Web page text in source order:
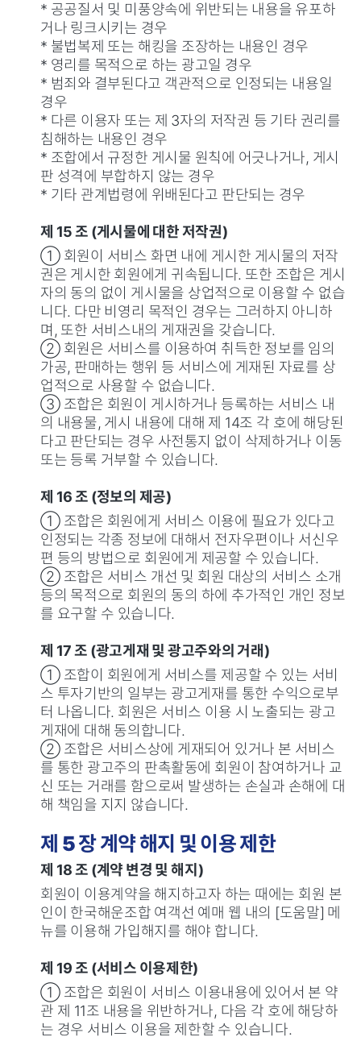
* 공공질서 및 미풍양속에 위반되는 내용을 유포하
거나 링크시키는 경우
* 불법복제 또는 해킹을 조장하는 내용인 경우
* 영리를 목적으로 하는 광고일 경우
* 범죄와 결부된다고 객관적으로 인정되는 내용일
경우
* 다른 이용자 또는 제 3자의 저작권 등 기타 권리를
침해하는 내용인 경우
* 조합에서 규정한 게시물 원칙에 어긋나거나, 게시
판 성격에 부합하지 않는 경우
* 기타 관계법령에 위배된다고 판단되는 경우
제 15 조 (게시물에 대한 저작권)
① 회원이 서비스 화면 내에 게시한 게시물의 저작
권은 게시한 회원에게 귀속됩니다. 또한 조합은 게시
자의 동의 없이 게시물을 상업적으로 이용할 수 없습
니다. 다만 비영리 목적인 경우는 그러하지 아니하
며, 또한 서비스내의 게재권을 갖습니다.
② 회원은 서비스를 이용하여 취득한 정보를 임의
가공, 판매하는 행위 등 서비스에 게재된 자료를 상
업적으로 사용할 수 없습니다.
③ 조합은 회원이 게시하거나 등록하는 서비스 내
의 내용물, 게시 내용에 대해 제 14조 각 호에 해당된
다고 판단되는 경우 사전통지 없이 삭제하거나 이동
또는 등록 거부할 수 있습니다.
제 16 조 (정보의 제공)
① 조합은 회원에게 서비스 이용에 필요가 있다고
인정되는 각종 정보에 대해서 전자우편이나 서신우
편 등의 방법으로 회원에게 제공할 수 있습니다.
② 조합은 서비스 개선 및 회원 대상의 서비스 소개
등의 목적으로 회원의 동의 하에 추가적인 개인 정보
를 요구할 수 있습니다.
제 17 조 (광고게재 및 광고주와의 거래)
① 조합이 회원에게 서비스를 제공할 수 있는 서비
스 투자기반의 일부는 광고게재를 통한 수익으로부
터 나옵니다. 회원은 서비스 이용 시 노출되는 광고
게재에 대해 동의합니다.
② 조합은 서비스상에 게재되어 있거나 본 서비스
를 통한 광고주의 판촉활동에 회원이 참여하거나 교
신 또는 거래를 함으로써 발생하는 손실과 손해에 대
해 책임을 지지 않습니다.
제 5 장 계약 해지 및 이용 제한
제 18 조 (계약 변경 및 해지)
회원이 이용계약을 해지하고자 하는 때에는 회원 본
인이 한국해운조합 여객선 예매 웹 내의 [도움말] 메
뉴를 이용해 가입해지를 해야 합니다.
제 19 조 (서비스 이용제한)
① 조합은 회원이 서비스 이용내용에 있어서 본 약
관 제 11조 내용을 위반하거나, 다음 각 호에 해당하
는 경우 서비스 이용을 제한할 수 있습니다.